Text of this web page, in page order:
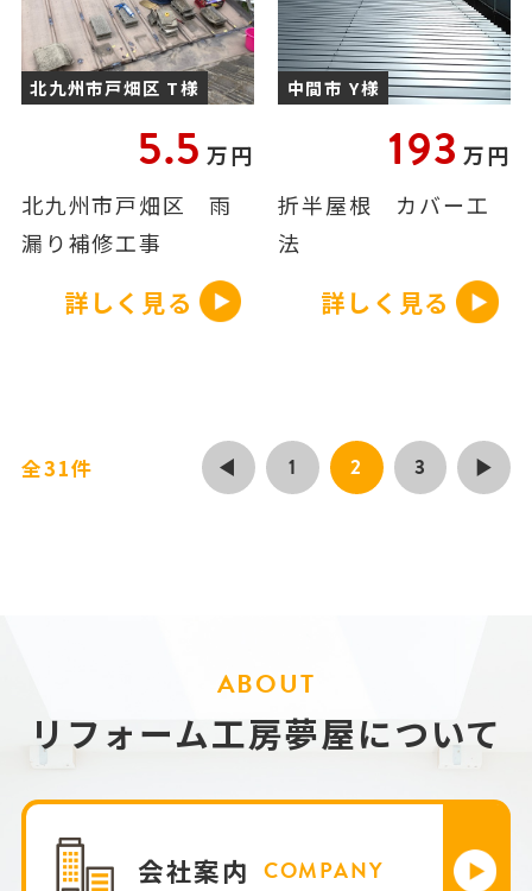
北九州市戸畑区 T様
5.5 万円
北九州市戸畑区 雨
漏り補修工事
詳しく見る
中間市 Y様
193 万円
折半屋根 カバー工
法
詳しく見る
全31件 1 2 3
ABOUT
リフォーム工房夢屋について
会社案内 COMPANY